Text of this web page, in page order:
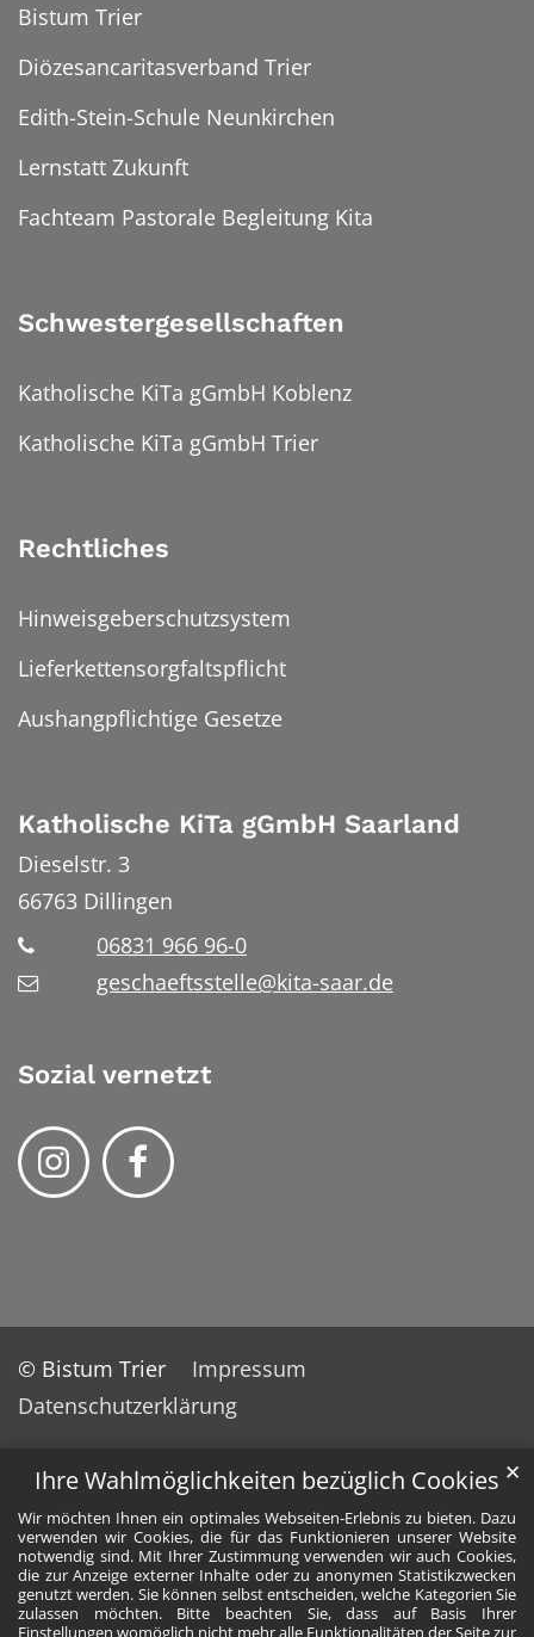
Ihre Wahlmöglichkeiten bezüglich Cookies
Wir möchten Ihnen ein optimales Webseiten-Erlebnis zu bieten. Dazu
verwenden wir Cookies, die für das Funktionieren unserer Website
notwendig sind. Mit Ihrer Zustimmung verwenden wir auch Cookies,
die zur Anzeige externer Inhalte oder zu anonymen Statistikzwecken
genutzt werden. Sie können selbst entscheiden, welche Kategorien Sie
zulassen möchten. Bitte beachten Sie, dass auf Basis Ihrer
Einstellungen womöglich nicht mehr alle Funktionalitäten der Seite zur
✕
Bistum Trier
Diözesancaritasverband Trier
Edith-Stein-Schule Neunkirchen
Lernstatt Zukunft
Fachteam Pastorale Begleitung Kita
Schwestergesellschaften
Katholische KiTa gGmbH Koblenz
Katholische KiTa gGmbH Trier
Rechtliches
Hinweisgeberschutzsystem
Lieferkettensorgfaltspflicht
Aushangpflichtige Gesetze
Katholische KiTa gGmbH Saarland
Dieselstr. 3
66763 Dillingen
06831 966 96-0
geschaeftsstelle@kita-saar.de
Sozial vernetzt
© Bistum Trier
Impressum
Datenschutzerklärung